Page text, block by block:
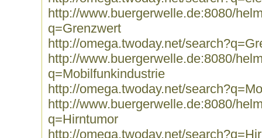
http://www.buergerwelle.de:8080/
q=Grenzwert
http://omega.twoday.net/
http://www.buergerwelle.de:8080/
q=Mobilfunkindustrie
http://omega.twoday.net/
http://www.buergerwelle.de:8080/
q=Hirntumor
http://omega.twoday.net/